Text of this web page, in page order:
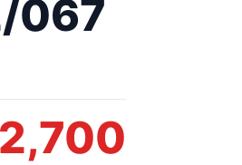
067
2,700